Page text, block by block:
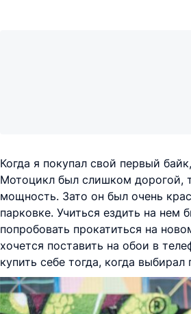
Когда я покупал свой первый
Мотоцикл был слишком дорогой,
мощность. Зато он был очень
парковке. Учиться ездить на
попробовать прокатиться на
хочется поставить на обои в
купить себе тогда, когда